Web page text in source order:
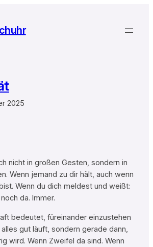
2025
nicht in großen Gesten, sondern in
Wenn jemand zu dir hält, auch wenn
Wenn du dich meldest und weißt:
da. Immer.
bedeutet, füreinander einzustehen
gut läuft, sondern gerade dann,
wird. Wenn Zweifel da sind. Wenn